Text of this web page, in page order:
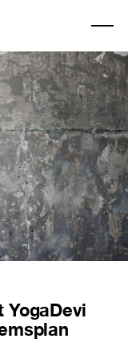
YogaDevi